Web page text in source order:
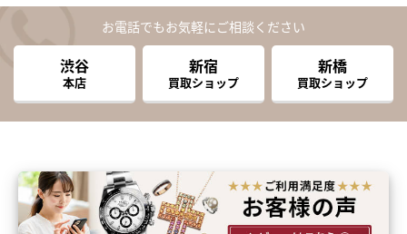
お電話でもお気軽にご相談ください
渋谷
本店
新宿
買取ショップ
新橋
買取ショップ